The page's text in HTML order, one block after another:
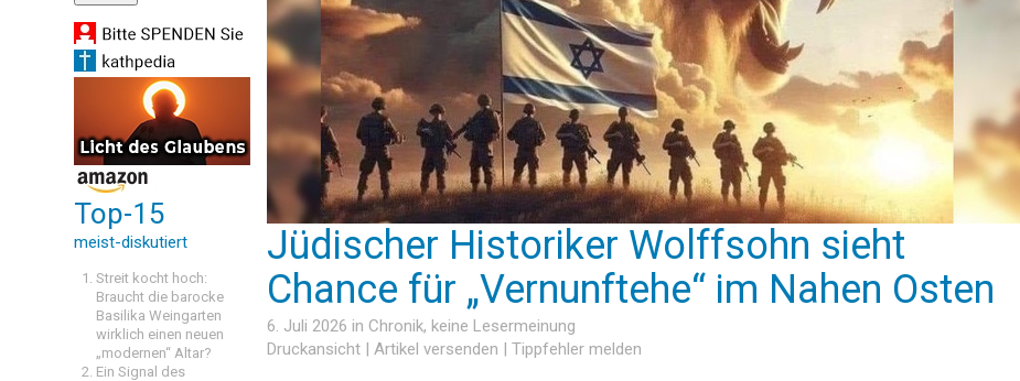
Top-15
meist-diskutiert
Streit kocht hoch:
Braucht die barocke
Basilika Weingarten
wirklich einen neuen
„modernen“ Altar?
Ein Signal des
Jüdischer Historiker Wolffsohn sieht
Chance für „Vernunftehe“ im Nahen Osten
6. Juli 2026 in Chronik, keine Lesermeinung
Druckansicht | Artikel versenden | Tippfehler melden